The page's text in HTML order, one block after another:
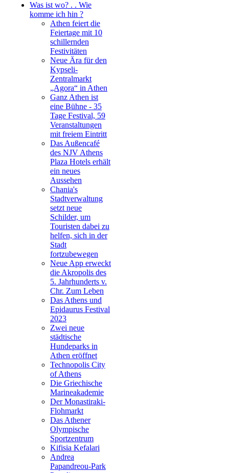
Was ist wo? . . Wie
komme ich hin ?
Athen feiert die
Feiertage mit 10
schillernden
Festivitäten
Neue Ära für den
Kypseli-
Zentralmarkt
„Agora“ in Athen
Ganz Athen ist
eine Bühne - 35
Tage Festival, 59
Veranstaltungen
mit freiem Eintritt
Das Außencafé
des NJV Athens
Plaza Hotels erhält
ein neues
Aussehen
Chania's
Stadtverwaltung
setzt neue
Schilder, um
Touristen dabei zu
helfen, sich in der
Stadt
fortzubewegen
Neue App erweckt
die Akropolis des
5. Jahrhunderts v.
Chr. Zum Leben
Das Athens und
Epidaurus Festival
2023
Zwei neue
städtische
Hundeparks in
Athen eröffnet
Technopolis City
of Athens
Die Griechische
Marineakademie
Der Monastiraki-
Flohmarkt
Das Athener
Olympische
Sportzentrum
Kifisia Kefalari
Andrea
Papandreou-Park